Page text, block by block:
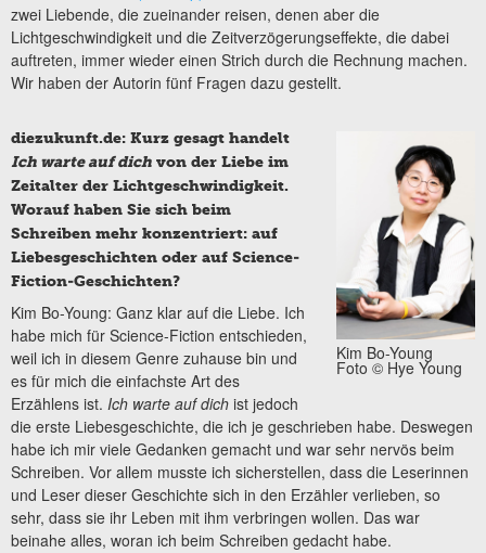
zwei Liebende, die zueinander reisen, denen aber die
Lichtgeschwindigkeit und die Zeitverzögerungseffekte, die dabei
auftreten, immer wieder einen Strich durch die Rechnung machen.
Wir haben der Autorin fünf Fragen dazu gestellt.
Kim Bo-Young
Foto © Hye Young
diezukunft.de: Kurz gesagt handelt
Ich warte auf dich von der Liebe im
Zeitalter der Lichtgeschwindigkeit.
Worauf haben Sie sich beim
Schreiben mehr konzentriert: auf
Liebesgeschichten oder auf Science-
Fiction-Geschichten?
Kim Bo-Young: Ganz klar auf die Liebe. Ich
habe mich für Science-Fiction entschieden,
weil ich in diesem Genre zuhause bin und
es für mich die einfachste Art des
Erzählens ist. Ich warte auf dich ist jedoch
die erste Liebesgeschichte, die ich je geschrieben habe. Deswegen
habe ich mir viele Gedanken gemacht und war sehr nervös beim
Schreiben. Vor allem musste ich sicherstellen, dass die Leserinnen
und Leser dieser Geschichte sich in den Erzähler verlieben, so
sehr, dass sie ihr Leben mit ihm verbringen wollen. Das war
beinahe alles, woran ich beim Schreiben gedacht habe.